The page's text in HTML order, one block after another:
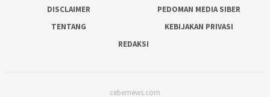
DISCLAIMER
PEDOMAN MEDIA SIBER
TENTANG
KEBIJAKAN PRIVASI
REDAKSI
cebernews.com